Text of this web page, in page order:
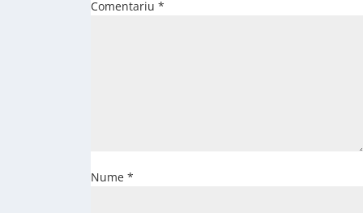
Comentariu *
Nume *